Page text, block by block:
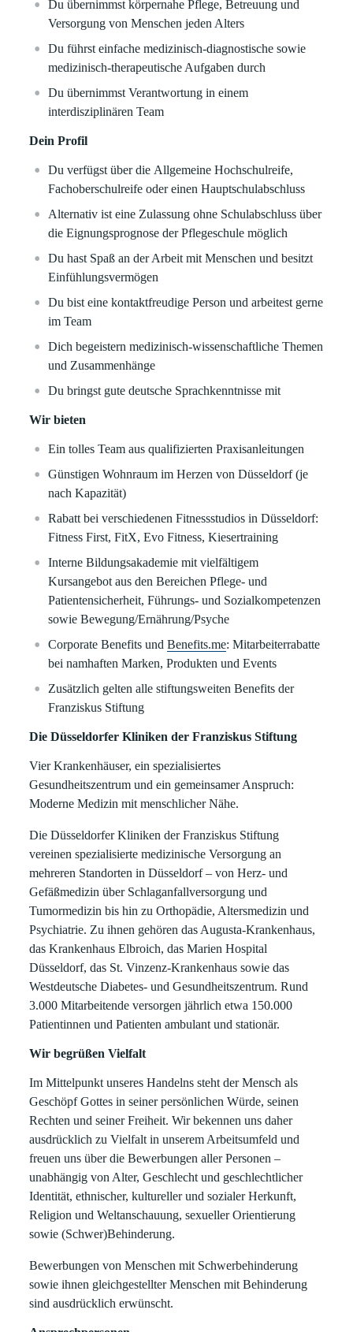
Du übernimmst körpernahe Pflege, Betreuung und
Versorgung von Menschen jeden Alters
Du führst einfache medizinisch-diagnostische sowie
medizinisch-therapeutische Aufgaben durch
Du übernimmst Verantwortung in einem
interdisziplinären Team
Dein Profil
Du verfügst über die Allgemeine Hochschulreife,
Fachoberschulreife oder einen Hauptschulabschluss
Alternativ ist eine Zulassung ohne Schulabschluss über
die Eignungsprognose der Pflegeschule möglich
Du hast Spaß an der Arbeit mit Menschen und besitzt
Einfühlungsvermögen
Du bist eine kontaktfreudige Person und arbeitest gerne
im Team
Dich begeistern medizinisch-wissenschaftliche Themen
und Zusammenhänge
Du bringst gute deutsche Sprachkenntnisse mit
Wir bieten
Ein tolles Team aus qualifizierten Praxisanleitungen
Günstigen Wohnraum im Herzen von Düsseldorf (je
nach Kapazität)
Rabatt bei verschiedenen Fitnessstudios in Düsseldorf:
Fitness First, FitX, Evo Fitness, Kiesertraining
Interne Bildungsakademie mit vielfältigem
Kursangebot aus den Bereichen Pflege- und
Patientensicherheit, Führungs- und Sozialkompetenzen
sowie Bewegung/Ernährung/Psyche
Corporate Benefits undBenefits.me: Mitarbeiterrabatte
bei namhaften Marken, Produkten und Events
Zusätzlich gelten alle stiftungsweiten Benefits der
Franziskus Stiftung
Die Düsseldorfer Kliniken der Franziskus Stiftung
Vier Krankenhäuser, ein spezialisiertes
Gesundheitszentrum und ein gemeinsamer Anspruch:
Moderne Medizin mit menschlicher Nähe.
Die Düsseldorfer Kliniken der Franziskus Stiftung
vereinen spezialisierte medizinische Versorgung an
mehreren Standorten in Düsseldorf – von Herz- und
Gefäßmedizin über Schlaganfallversorgung und
Tumormedizin bis hin zu Orthopädie, Altersmedizin und
Psychiatrie. Zu ihnen gehören das Augusta-Krankenhaus,
das Krankenhaus Elbroich, das Marien Hospital
Düsseldorf, das St. Vinzenz-Krankenhaus sowie das
Westdeutsche Diabetes- und Gesundheitszentrum. Rund
3.000 Mitarbeitende versorgen jährlich etwa 150.000
Patientinnen und Patienten ambulant und stationär.
Wir begrüßen Vielfalt
Im Mittelpunkt unseres Handelns steht der Mensch als
Geschöpf Gottes in seiner persönlichen Würde, seinen
Rechten und seiner Freiheit. Wir bekennen uns daher
ausdrücklich zu Vielfalt in unserem Arbeitsumfeld und
freuen uns über die Bewerbungen aller Personen –
unabhängig von Alter, Geschlecht und geschlechtlicher
Identität, ethnischer, kultureller und sozialer Herkunft,
Religion und Weltanschauung, sexueller Orientierung
sowie (Schwer)Behinderung.
Bewerbungen von Menschen mit Schwerbehinderung
sowie ihnen gleichgestellter Menschen mit Behinderung
sind ausdrücklich erwünscht.